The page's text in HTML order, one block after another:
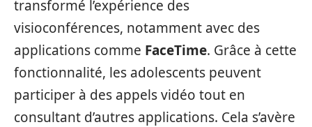
transformé l’expérience des
visioconférences, notamment avec des
applications comme FaceTime. Grâce à cette
fonctionnalité, les adolescents peuvent
participer à des appels vidéo tout en
consultant d’autres applications. Cela s’avère